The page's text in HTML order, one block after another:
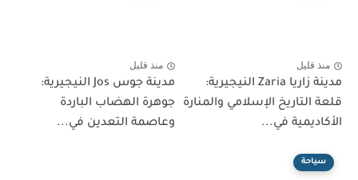
منذ قليل
مدينة زاريا Zaria النيجيرية:
قلعة التاريخ الإسلامي والمنارة
الأكاديمية في...
منذ قليل
مدينة جوس Jos النيجيرية:
جوهرة الهضاب الباردة
وعاصمة التعدين في...
سياحة